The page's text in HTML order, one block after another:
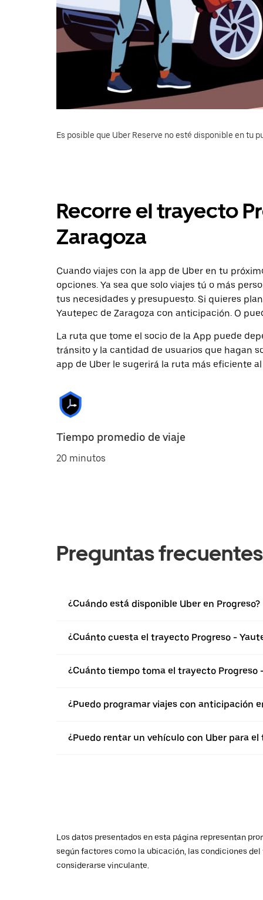
Es posible que Uber Reserve no esté disponible en tu
Recorre el trayecto
Zaragoza
Cuando viajes con la app de Uber en tu
opciones. Ya sea que solo viajes tú o más
tus necesidades y presupuesto. Si quieres
Yautepec de Zaragoza con anticipación. O
La ruta que tome el socio de la App puede
tránsito y la cantidad de usuarios que hagan
app de Uber le sugerirá la ruta más eficiente
Tiempo promedio de viaje
20 minutos
Preguntas frecuentes
¿Cuándo está disponible Uber en Progreso?
¿Cuánto cuesta el trayecto Progreso -
¿Cuánto tiempo toma el trayecto Progreso
¿Puedo programar viajes con anticipación
¿Puedo rentar un vehículo con Uber para
Los datos presentados en esta página representan
según factores como la ubicación, las condiciones
considerarse vinculante.